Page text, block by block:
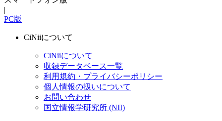
|
PC版
CiNiiについて
CiNiiについて
収録データベース一覧
利用規約・プライバシーポリシー
個人情報の扱いについて
お問い合わせ
国立情報学研究所 (NII)